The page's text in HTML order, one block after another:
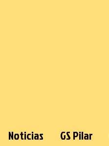
Noticias GS Pilar